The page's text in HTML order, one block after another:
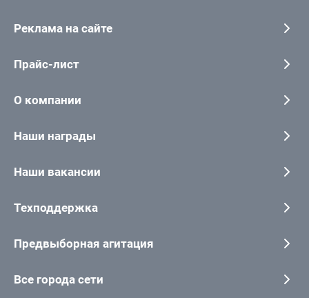
Реклама на сайте
Прайс-лист
О компании
Наши награды
Наши вакансии
Техподдержка
Предвыборная агитация
Все города сети